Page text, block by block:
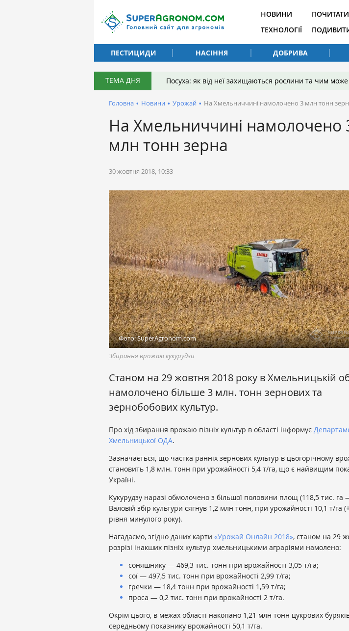
НОВИНИ
ТЕХНОЛОГІЇ
ПОЧИТАТИ
ПЕСТИЦИДИ
НАСІННЯ ДОБРИВА
ТЕМА ДНЯ Посуха: як від неї захищаються рослини та чим
Головна • Новини • Урожай • На Хмельниччині намолочено 3 млн тонн
На Хмельниччині намолочено
млн тонн зерна
30 жовтня 2018, 10:33
Фото: SuperAgronom.com
Збирання врожаю кукурудзи
Станом на 29 жовтня 2018 року в Хмельницькій
намолочено більше 3 млн. тонн зернових та
зернобобових культур.
Про хід збирання врожаю пізніх культур в області інформує
Хмельницької ОДА.
Зазначається, що частка ранніх зернових культур в цьогорічному
становить 1,8 млн. тонн при урожайності 5,4 т/га, що є найвищим
Україні.
Кукурудзу наразі обмолочено з більшої половини площ (118,5 тис. га
Валовій збір культури сягнув 1,2 млн тонн, при урожайності 10,1 т/га
рівня минулого року).
Нагадаємо, згідно даних карти «Урожай Онлайн 2018», станом на 29
розрізі інакших пізніх культур хмельницькими аграріями намолено:
соняшнику — 469,3 тис. тонн при врожайності 3,05 т/га;
сої — 497,5 тис. тонн при врожайності 2,99 т/га;
гречки — 18,4 тонн при врожайності 1,59 т/га;
проса — 0,2 тис. тонн при врожайності 2 т/га.
Окрім цього, в межах області накопано 1,21 млн тонн цукрових
середньому показнику врожайності 50,1 т/га.